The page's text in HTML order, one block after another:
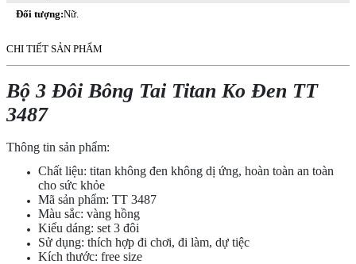
Đối tượng:Nữ.
CHI TIẾT SẢN PHẨM
Bộ 3 Đôi Bông Tai Titan Ko Đen TT
3487
Thông tin sản phẩm:
Chất liệu: titan không đen không dị ứng, hoàn toàn an toàn
cho sức khỏe
Mã sản phẩm: TT 3487
Màu sắc: vàng hồng
Kiểu dáng: set 3 đôi
Sử dụng: thích hợp đi chơi, đi làm, dự tiệc
Kích thước: free size